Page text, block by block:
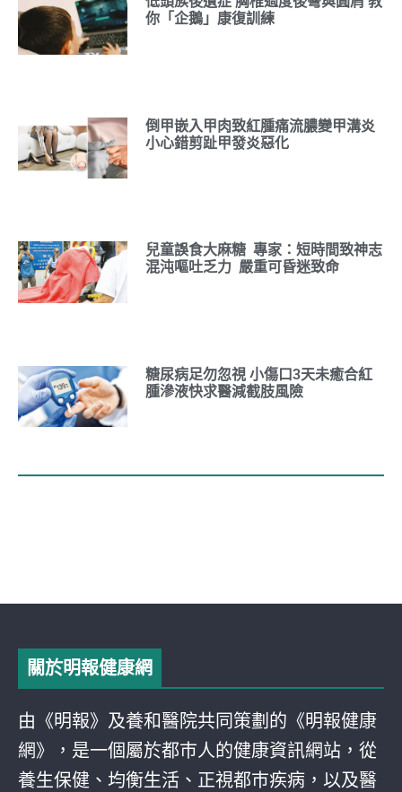
你「企鵝」康復訓練
倒甲嵌入甲肉致紅腫痛流膿變甲溝炎
小心錯剪趾甲發炎惡化
兒童誤食大麻糖 專家：短時間致神志
混沌嘔吐乏力 嚴重可昏迷致命
糖尿病足勿忽視 小傷口3天未癒合紅
腫滲液快求醫減截肢風險
關於明報健康網
由《明報》及養和醫院共同策劃的《明報健康
網》，是一個屬於都巿人的健康資訊網站，從
養生保健、均衡生活、正視都巿疾病，以及醫